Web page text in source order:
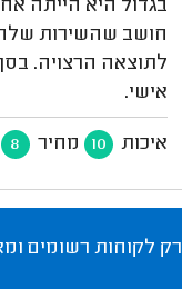
בגדול היא הייתה
חושב שהשירות שלה
לתוצאה הרצויה.
אישי.
איכות 10 מחיר 8
רק לקוחות רשומים